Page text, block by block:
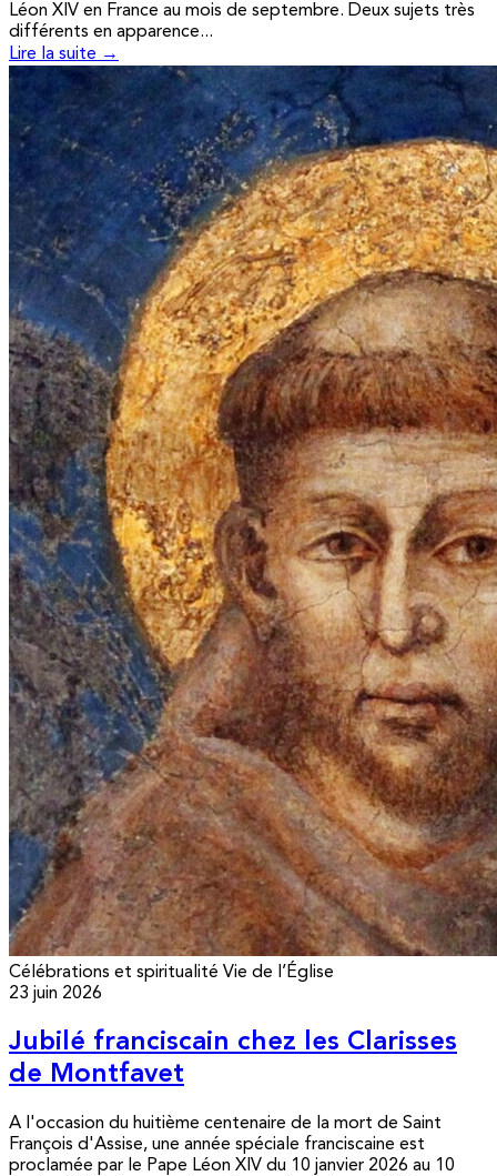
Léon XIV en France au mois de septembre. Deux sujets très
différents en apparence...
Lire la suite →
Célébrations et spiritualité Vie de l’Église
23 juin 2026
Jubilé franciscain chez les Clarisses
de Montfavet
A l'occasion du huitième centenaire de la mort de Saint
François d'Assise, une année spéciale franciscaine est
proclamée par le Pape Léon XIV du 10 janvier 2026 au 10